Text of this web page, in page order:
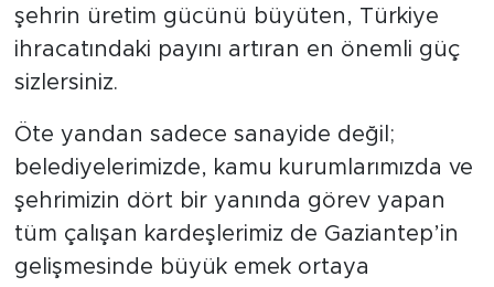
şehrin üretim gücünü büyüten, Türkiye
ihracatındaki payını artıran en önemli güç
sizlersiniz.
Öte yandan sadece sanayide değil;
belediyelerimizde, kamu kurumlarımızda ve
şehrimizin dört bir yanında görev yapan
tüm çalışan kardeşlerimiz de Gaziantep’in
gelişmesinde büyük emek ortaya